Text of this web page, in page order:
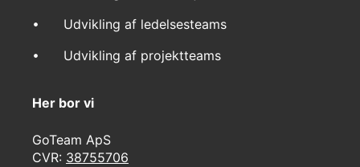
Udvikling af ledelsesteams
Udvikling af projektteams
Her bor vi
GoTeam ApS
CVR: 38755706